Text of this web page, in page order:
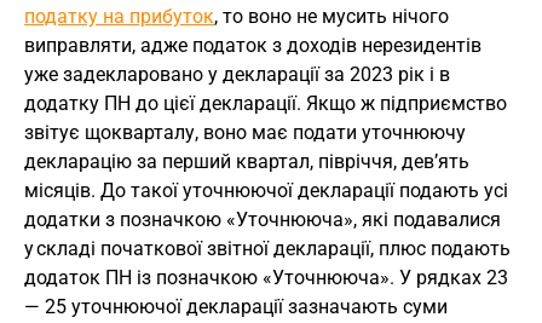
податку на прибуток, то воно не мусить нічого
виправляти, адже податок з доходів нерезидентів
уже задекларовано у декларації за 2023 рік і в
додатку ПН до цієї декларації. Якщо ж підприємство
звітує щокварталу, воно має подати уточнюючу
декларацію за перший квартал, півріччя, дев’ять
місяців. До такої уточнюючої декларації подають усі
додатки з позначкою «Уточнююча», які подавалися
у складі початкової звітної декларації, плюс подають
додаток ПН із позначкою «Уточнююча». У рядках 23
— 25 уточнюючої декларації зазначають суми